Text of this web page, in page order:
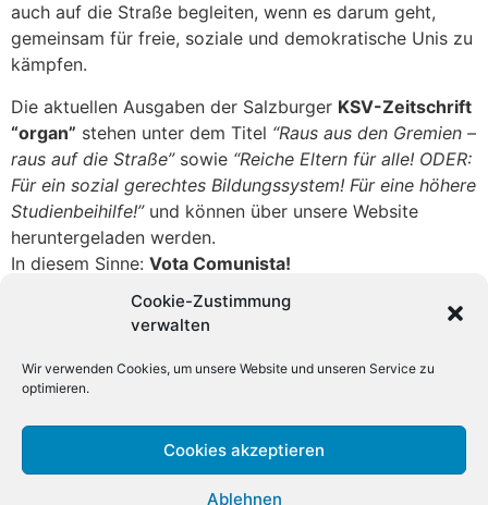
Cookie-Zustimmung
verwalten
Wir verwenden Cookies, um unsere Website und unseren Service zu
optimieren.
Cookies akzeptieren
Ablehnen
auch auf die Straße begleiten, wenn es darum geht,
gemeinsam für freie, soziale und demokratische Unis zu
kämpfen.
Die aktuellen Ausgaben der Salzburger KSV-Zeitschrift
“organ” stehen unter dem Titel “Raus aus den Gremien –
raus auf die Straße”sowie “Reiche Eltern für alle! ODER:
Für ein sozial gerechtes Bildungssystem! Für eine höhere
Studienbeihilfe!”und können über unsere Website
heruntergeladen werden.
In diesem Sinne: Vota Comunista!
Solidarische Grüße,
KSV Salzburg
8020 Graz |Impressum | Datenschutzerklärung | Kontakt